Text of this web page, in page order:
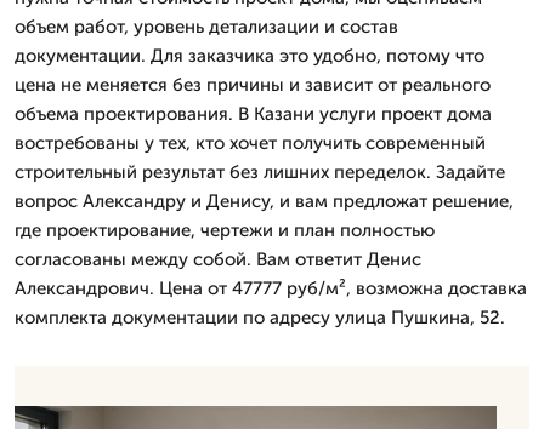
объем работ, уровень детализации и состав
документации. Для заказчика это удобно, потому что
цена не меняется без причины и зависит от реального
объема проектирования. В Казани услуги проект дома
востребованы у тех, кто хочет получить современный
строительный результат без лишних переделок. Задайте
вопрос Александру и Денису, и вам предложат решение,
где проектирование, чертежи и план полностью
согласованы между собой. Вам ответит Денис
Александрович. Цена от 47777 руб/м², возможна доставка
комплекта документации по адресу улица Пушкина, 52.